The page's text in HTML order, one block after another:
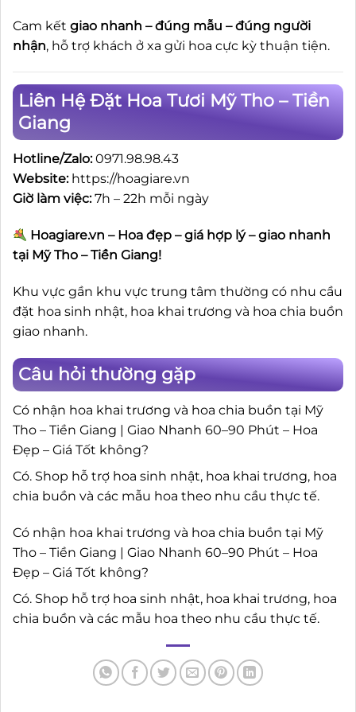
Cam kết giao nhanh – đúng mẫu – đúng người
nhận, hỗ trợ khách ở xa gửi hoa cực kỳ thuận tiện.
Liên Hệ Đặt Hoa Tươi Mỹ Tho – Tiền
Giang
Hotline/Zalo:0971.98.98.43
Website: https://hoagiare.vn
Giờ làm việc:7h – 22h mỗi ngày
Hoagiare.vn – Hoa đẹp – giá hợp lý – giao nhanh
tại Mỹ Tho – Tiền Giang!
Khu vực gần khu vực trung tâm thường có nhu cầu
đặt hoa sinh nhật, hoa khai trương và hoa chia buồn
giao nhanh.
Câu hỏi thường gặp
Có nhận hoa khai trương và hoa chia buồn tại Mỹ
Tho – Tiền Giang | Giao Nhanh 60–90 Phút – Hoa
Đẹp – Giá Tốt không?
Có. Shop hỗ trợ hoa sinh nhật, hoa khai trương, hoa
chia buồn và các mẫu hoa theo nhu cầu thực tế.
Có nhận hoa khai trương và hoa chia buồn tại Mỹ
Tho – Tiền Giang | Giao Nhanh 60–90 Phút – Hoa
Đẹp – Giá Tốt không?
Có. Shop hỗ trợ hoa sinh nhật, hoa khai trương, hoa
chia buồn và các mẫu hoa theo nhu cầu thực tế.